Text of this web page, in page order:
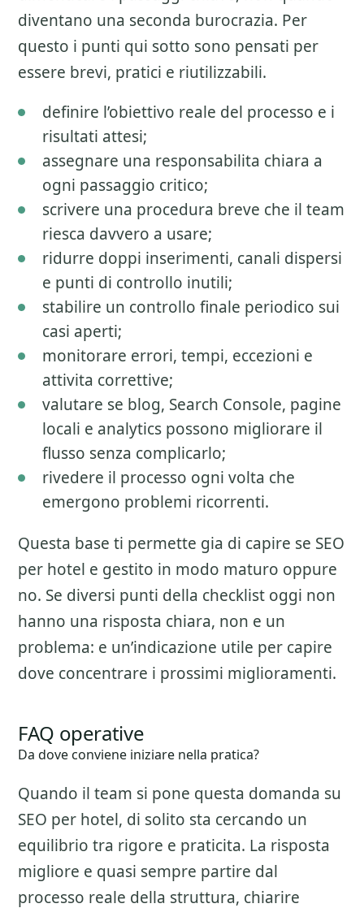
diventano una seconda burocrazia. Per
questo i punti qui sotto sono pensati per
essere brevi, pratici e riutilizzabili.
definire l’obiettivo reale del processo e i
risultati attesi;
assegnare una responsabilita chiara a
ogni passaggio critico;
scrivere una procedura breve che il team
riesca davvero a usare;
ridurre doppi inserimenti, canali dispersi
e punti di controllo inutili;
stabilire un controllo finale periodico sui
casi aperti;
monitorare errori, tempi, eccezioni e
attivita correttive;
valutare se blog, Search Console, pagine
locali e analytics possono migliorare il
flusso senza complicarlo;
rivedere il processo ogni volta che
emergono problemi ricorrenti.
Questa base ti permette gia di capire se SEO
per hotel e gestito in modo maturo oppure
no. Se diversi punti della checklist oggi non
hanno una risposta chiara, non e un
problema: e un’indicazione utile per capire
dove concentrare i prossimi miglioramenti.
FAQ operative
Da dove conviene iniziare nella pratica?
Quando il team si pone questa domanda su
SEO per hotel, di solito sta cercando un
equilibrio tra rigore e praticita. La risposta
migliore e quasi sempre partire dal
processo reale della struttura, chiarire